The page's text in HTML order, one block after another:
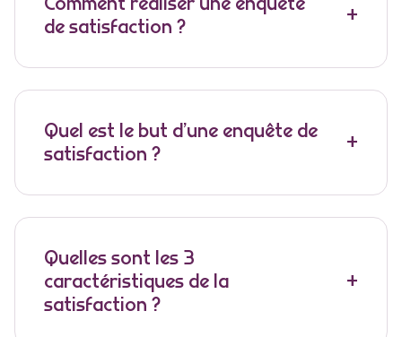
de satisfaction ?
Quel est le but d’une enquête de
satisfaction ?
Quelles sont les 3
caractéristiques de la
satisfaction ?